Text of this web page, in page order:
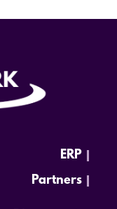
ERP
Partners